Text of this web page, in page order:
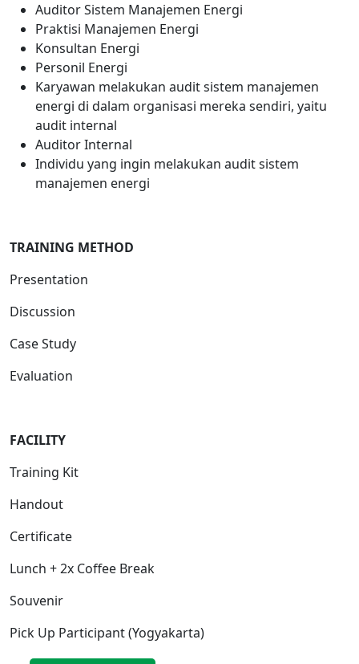
Auditor Sistem Manajemen Energi
Praktisi Manajemen Energi
Konsultan Energi
Personil Energi
Karyawan melakukan audit sistem manajemen
energi di dalam organisasi mereka sendiri, yaitu
audit internal
Auditor Internal
Individu yang ingin melakukan audit sistem
manajemen energi
TRAINING METHOD
Presentation
Discussion
Case Study
Evaluation
FACILITY
Training Kit
Handout
Certificate
Lunch + 2x Coffee Break
Souvenir
Pick Up Participant (Yogyakarta)